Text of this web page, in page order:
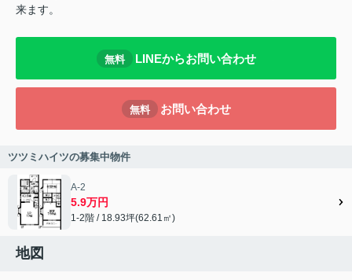
来ます。
無料 LINEからお問い合わせ
無料 お問い合わせ
ツツミハイツの募集中物件
A-2
5.9万円
1-2階 / 18.93坪(62.61㎡)
地図